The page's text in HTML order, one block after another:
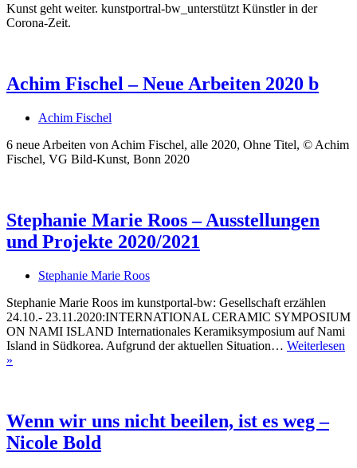
Kunst geht weiter. kunstportral-bw_unterstützt Künstler in der
Corona-Zeit.
Achim Fischel – Neue Arbeiten 2020 b
Achim Fischel
6 neue Arbeiten von Achim Fischel, alle 2020, Ohne Titel, © Achim
Fischel, VG Bild-Kunst, Bonn 2020
Stephanie Marie Roos – Ausstellungen
und Projekte 2020/2021
Stephanie Marie Roos
Stephanie Marie Roos im kunstportal-bw: Gesellschaft erzählen
24.10.- 23.11.2020:INTERNATIONAL CERAMIC SYMPOSIUM
ON NAMI ISLAND Internationales Keramiksymposium auf Nami
Island in Südkorea. Aufgrund der aktuellen Situation… Weiterlesen
»
Ausstellungen
und
Projekte
Wenn wir uns nicht beeilen, ist es weg –
Nicole Bold